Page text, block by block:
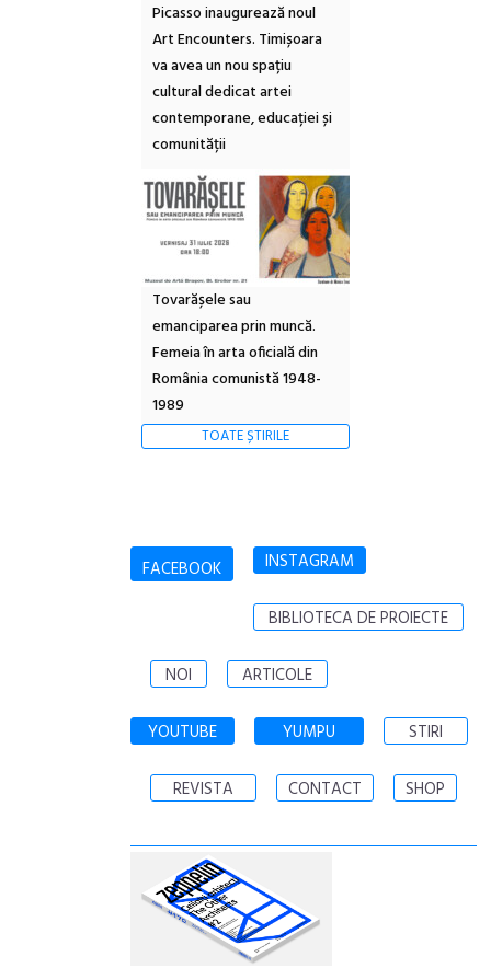
Picasso inaugurează noul
Art Encounters. Timișoara
va avea un nou spațiu
cultural dedicat artei
contemporane, educației și
comunității
Tovarășele sau
emanciparea prin muncă.
Femeia în arta oficială din
România comunistă 1948-
1989
TOATE ȘTIRILE
FACEBOOK INSTAGRAM
BIBLIOTECA DE PROIECTE
NOI ARTICOLE
YOUTUBE YUMPU STIRI
REVISTA CONTACT SHOP